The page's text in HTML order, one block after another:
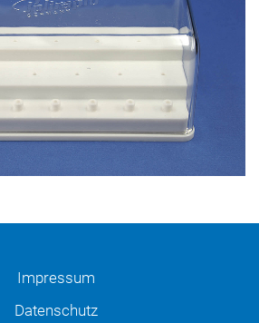
Impressum
Datenschutz